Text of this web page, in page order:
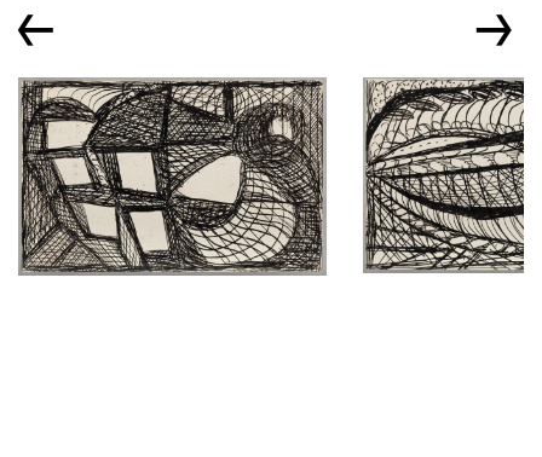
← →